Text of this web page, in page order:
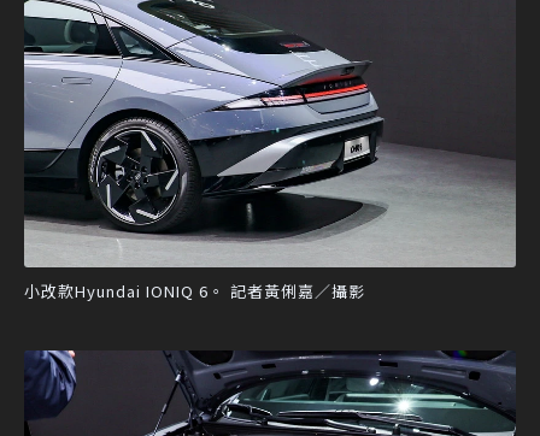
小改款Hyundai IONIQ 6。 記者黃俐嘉／攝影